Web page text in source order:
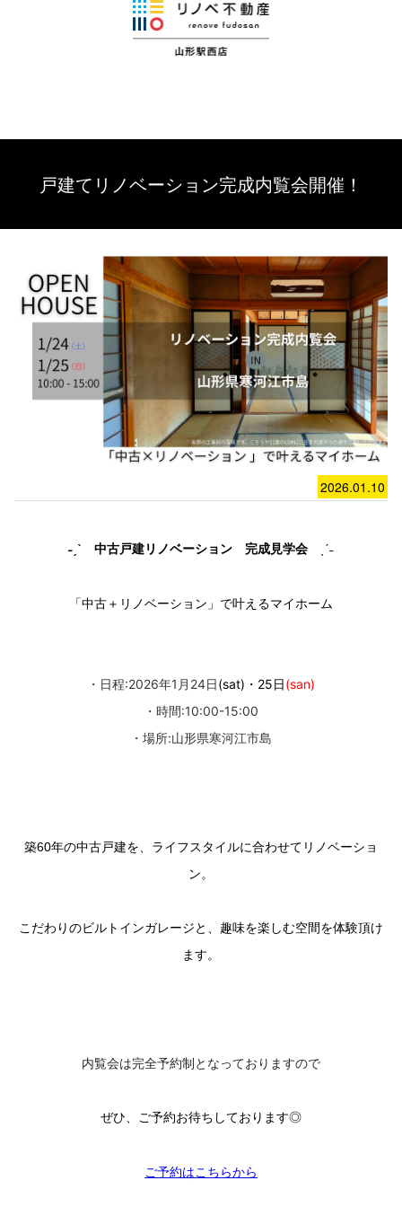
戸建てリノベーション完成内覧会開催！
2026.01.10
˗ˏˋ 中古戸建リノベーション 完成見学会 ˎˊ˗
「中古＋リノベーション」で叶えるマイホーム
・日程:2026年1月24日(sat)・25日(san)
・時間:10:00-15:00
・場所:山形県寒河江市島
築60年の中古戸建を、ライフスタイルに合わせてリノベーショ
ン。
こだわりのビルトインガレージと、趣味を楽しむ空間を体験頂け
ます。
内覧会は完全予約制となっておりますので
ぜひ、ご予約お待ちしております◎
ご予約はこちらから